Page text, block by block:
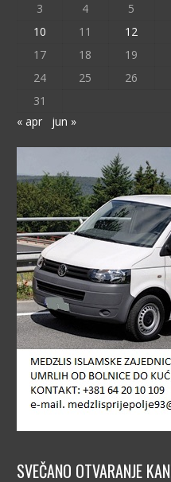
3
4 5
10
11 12
17
18 19
24
25 26
31
« apr
jun »
SVEČANO OTVARANJE